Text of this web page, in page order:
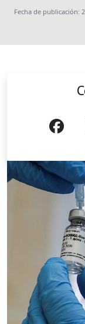
Fecha de publicación: